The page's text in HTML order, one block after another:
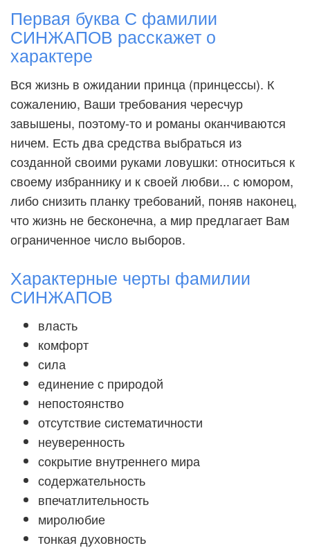
Первая буква С фамилии
СИНЖАПОВ расскажет о
характере
Вся жизнь в ожидании принца (принцессы). К
сожалению, Ваши требования чересчур
завышены, поэтому-то и романы оканчиваются
ничем. Есть два средства выбраться из
созданной своими руками ловушки: относиться к
своему избраннику и к своей любви... с юмором,
либо снизить планку требований, поняв наконец,
что жизнь не бесконечна, а мир предлагает Вам
ограниченное число выборов.
Характерные черты фамилии
СИНЖАПОВ
власть
комфорт
сила
единение с природой
непостоянство
отсутствие систематичности
неуверенность
сокрытие внутреннего мира
содержательность
впечатлительность
миролюбие
тонкая духовность